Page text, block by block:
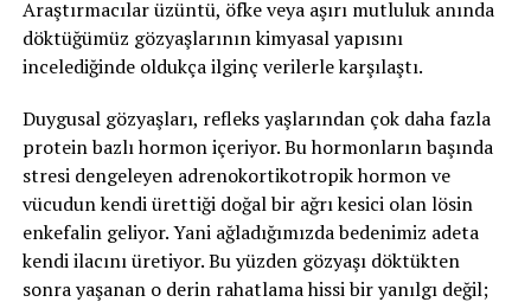
Araştırmacılar üzüntü, öfke veya aşırı mutluluk anında
döktüğümüz gözyaşlarının kimyasal yapısını
incelediğinde oldukça ilginç verilerle karşılaştı.
Duygusal gözyaşları, refleks yaşlarından çok daha fazla
protein bazlı hormon içeriyor. Bu hormonların başında
stresi dengeleyen adrenokortikotropik hormon ve
vücudun kendi ürettiği doğal bir ağrı kesici olan lösin
enkefalin geliyor. Yani ağladığımızda bedenimiz adeta
kendi ilacını üretiyor. Bu yüzden gözyaşı döktükten
sonra yaşanan o derin rahatlama hissi bir yanılgı değil;